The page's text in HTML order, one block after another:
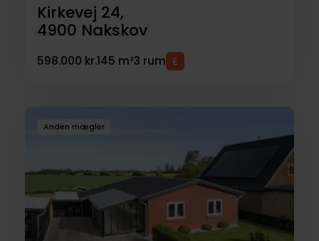
Kirkevej 24,
4900 Nakskov
598.000 kr.145 m²3 rum
Anden mægler